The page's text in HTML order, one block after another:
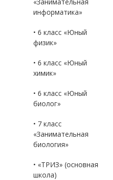
информатика»
• 6 класс «Юный
физик»
• 6 класс «Юный
химик»
• 6 класс «Юный
биолог»
• 7 класс
«Занимательная
биология»
• «ТРИЗ» (основная
школа)